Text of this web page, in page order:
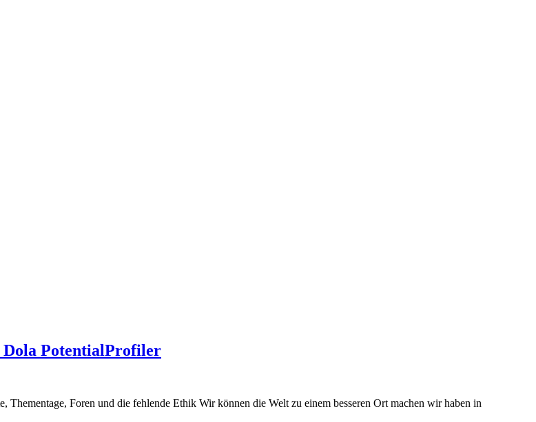
Dola PotentialProfiler
Foren und die fehlende Ethik Wir können die Welt zu einem besseren Ort machen wir haben in